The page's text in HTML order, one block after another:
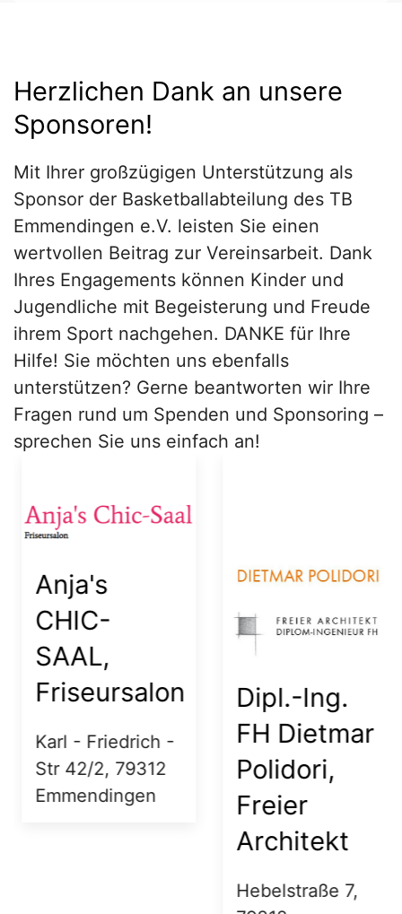
Herzlichen Dank an unsere
Sponsoren!
Mit Ihrer großzügigen Unterstützung als
Sponsor der Basketballabteilung des TB
Emmendingen e.V. leisten Sie einen
wertvollen Beitrag zur Vereinsarbeit. Dank
Ihres Engagements können Kinder und
Jugendliche mit Begeisterung und Freude
ihrem Sport nachgehen. DANKE für Ihre
Hilfe! Sie möchten uns ebenfalls
unterstützen? Gerne beantworten wir Ihre
Fragen rund um Spenden und Sponsoring –
sprechen Sie uns einfach an!
Anja's
CHIC-
SAAL,
Friseursalon
Karl - Friedrich -
Str 42/2, 79312
Emmendingen
Dipl.-Ing.
FH Dietmar
Polidori,
Freier
Architekt
Hebelstraße 7,